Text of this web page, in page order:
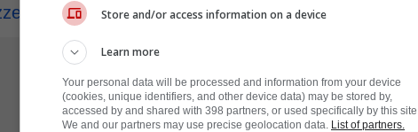
ouJoshua Roy.
Store and/or access information on a device
Learn more
Your personal data will be processed and information from your device
(cookies, unique identifiers, and other device data) may be stored by,
accessed by and shared with 398 partners, or used specifically by this site.
We and our partners may use precise geolocation data. List of partners.